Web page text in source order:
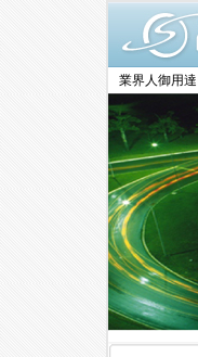
業界人御用